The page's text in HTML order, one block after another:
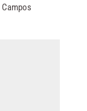
Campos